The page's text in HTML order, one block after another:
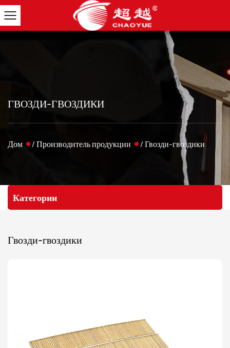
ГВОЗДИ-ГВОЗДИКИ
Дом / Производитель продукции / Гвозди-гвоздики
Категории
Гвозди-гвоздики